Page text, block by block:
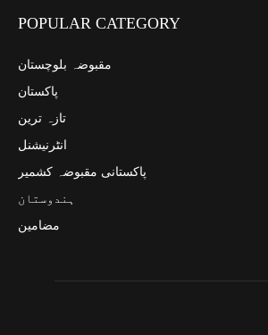
POPULAR CATEGORY
مقبوضہ بلوچستان
پاکستان
تازہ ترین
انٹرنیشنل
پاکستانی مقبوضہ کشمیر
ہندوستان
مضامین